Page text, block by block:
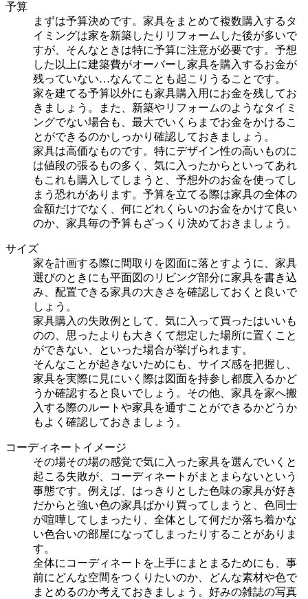
予算
まずは予算決めです。家具をまとめて複数購入するタ
イミングは家を新築したりリフォームした後が多いで
すが、そんなときは特に予算に注意が必要です。予想
した以上に建築費がオーバーし家具を購入するお金が
残っていない…なんてことも起こりうることです。
家を建てる予算以外にも家具購入用にお金を残してお
きましょう。また、新築やリフォームのようなタイミ
ングでない場合も、最大でいくらまでお金をかけるこ
とができるのかしっかり確認しておきましょう。
家具は高価なものです。特にデザイン性の高いものに
は値段の張るもの多く、気に入ったからといってあれ
もこれも購入してしまうと、予想外のお金を使ってし
まう恐れがあります。予算を立てる際は家具の全体の
金額だけでなく、何にどれくらいのお金をかけて良い
のか、家具毎の予算もざっくり決めておきましょう。
サイズ
家を計画する際に間取りを図面に落とすように、家具
選びのときにも平面図のリビング部分に家具を書き込
み、配置できる家具の大きさを確認しておくと良いで
しょう。
家具購入の失敗例として、気に入って買ったはいいも
のの、思ったよりも大きくて想定した場所に置くこと
ができない、といった場合が挙げられます。
そんなことが起きないためにも、サイズ感を把握し、
家具を実際に見にいく際は図面を持参し都度入るかど
うか確認すると良いでしょう。その他、家具を家へ搬
入する際のルートや家具を通すことができるかどうか
もよく確認しておきましょう。
コーディネートイメージ
その場その場の感覚で気に入った家具を選んでいくと
起こる失敗が、コーディネートがまとまらないという
事態です。例えば、はっきりとした色味の家具が好き
だからと強い色の家具ばかり買ってしまうと、色同士
が喧嘩してしまったり、全体として何だか落ち着かな
い色合いの部屋になってしまったりすることがありま
す。
全体にコーディネートを上手にまとまるためにも、事
前にどんな空間をつくりたいのか、どんな素材や色で
まとめるのか考えておきましょう。好みの雑誌の写真